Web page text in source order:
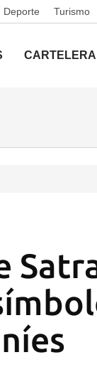
Deporte Turismo
CARTELERA